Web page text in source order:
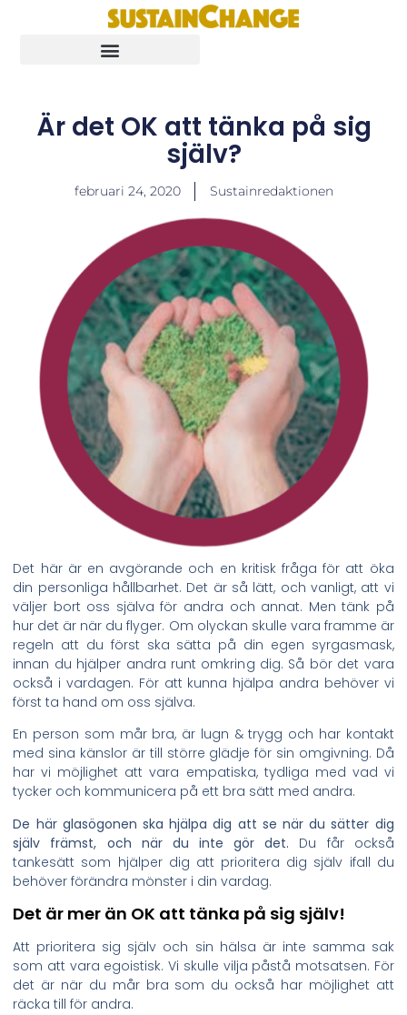
Är det OK att tänka på sig
själv?
februari 24, 2020 Sustainredaktionen
Det här är en avgörande och en kritisk fråga för att öka
din personliga hållbarhet. Det är så lätt, och vanligt, att vi
väljer bort oss själva för andra och annat. Men tänk på
hur det är när du flyger. Om olyckan skulle vara framme är
regeln att du först ska sätta på din egen syrgasmask,
innan du hjälper andra runt omkring dig. Så bör det vara
också i vardagen. För att kunna hjälpa andra behöver vi
först ta hand om oss själva.
En person som mår bra, är lugn & trygg och har kontakt
med sina känslor är till större glädje för sin omgivning. Då
har vi möjlighet att vara empatiska, tydliga med vad vi
tycker och kommunicera på ett bra sätt med andra.
De här glasögonen ska hjälpa dig att se när du sätter dig
själv främst, och när du inte gör det. Du får också
tankesätt som hjälper dig att prioritera dig själv ifall du
behöver förändra mönster i din vardag.
Det är mer än OK att tänka på sig själv!
Att prioritera sig själv och sin hälsa är inte samma sak
som att vara egoistisk. Vi skulle vilja påstå motsatsen. För
det är när du mår bra som du också har möjlighet att
räcka till för andra.